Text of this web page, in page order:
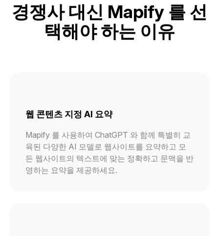
경쟁사 대신 Mapify 를 선
택해야 하는 이유
웹 콘텐츠 지정 AI 요약
Mapify 를 사용하여 ChatGPT 와 함께 특별히 교
육된 다양한 AI 모델로 웹사이트를 요약하고 모
든 웹사이트의 텍스트에 맞는 정확하고 문맥을 반
영하는 요약을 제공하세요.